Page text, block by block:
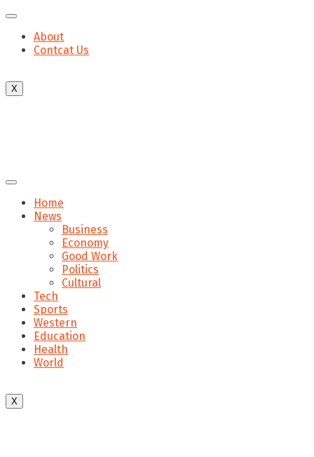
About
Contcat Us
X
Home
News
Business
Economy
Good Work
Politics
Cultural
Tech
Sports
Western
Education
Health
World
X